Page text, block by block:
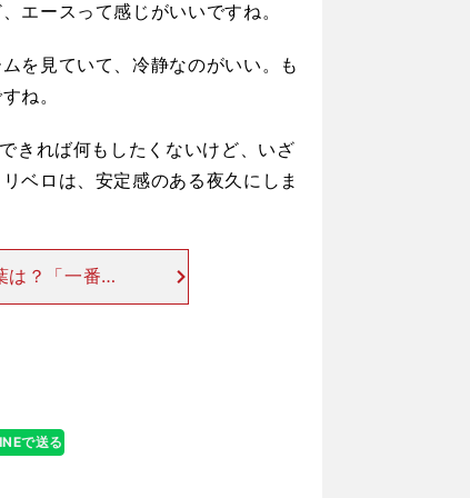
エースって感じがいいですね。
を見ていて、冷静なのがいい。も
ね。
きれば何もしたくないけど、いざ
ベロは、安定感のある夜久にしま
？「一番、
俺よ、下を向
ですし、そ
で送る